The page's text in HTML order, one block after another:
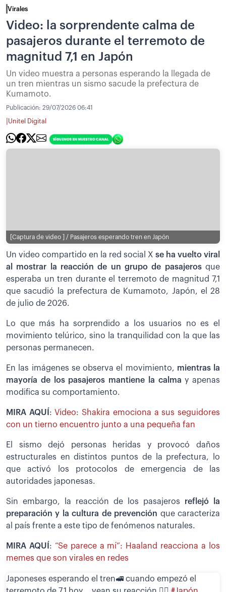
Virales
Video: la sorprendente calma de
pasajeros durante el terremoto de
magnitud 7,1 en Japón
Un video muestra a personas esperando la llegada de
un tren mientras un sismo sacude la prefectura de
Kumamoto.
Publicación: 29/07/2026 06:41
Unitel Digital
[Captura de video ] / Pasajeros esperando tren en Japón
Un video compartido en la red social X se ha vuelto viral
al mostrar la reacción de un grupo de pasajerosque
esperaba un tren durante el terremoto de magnitud 7,1
que sacudió la prefectura de Kumamoto, Japón, el 28
de julio de 2026.
Lo que más ha sorprendido a los usuarios no es el
movimiento telúrico, sino la tranquilidad con la que las
personas permanecen.
En las imágenes se observa el movimiento, mientras la
mayoría de los pasajeros mantiene la calma y apenas
modifica su comportamiento.
MIRA AQUÍ : Video: Shakira emociona a sus seguidores
con un tierno encuentro junto a una pequeña fan
El sismo dejó personas heridas y provocó daños
estructurales en distintos puntos de la prefectura, lo
que activó los protocolos de emergencia de las
autoridades japonesas.
Sin embargo, la reacción de los pasajeros reflejó la
preparación y la cultura de prevención que caracteriza
al país frente a este tipo de fenómenos naturales.
MIRA AQUÍ : “Se parece a mí”: Haaland reacciona a los
memes que son virales en redes
Japoneses esperando el tren🚅 cuando empezó el